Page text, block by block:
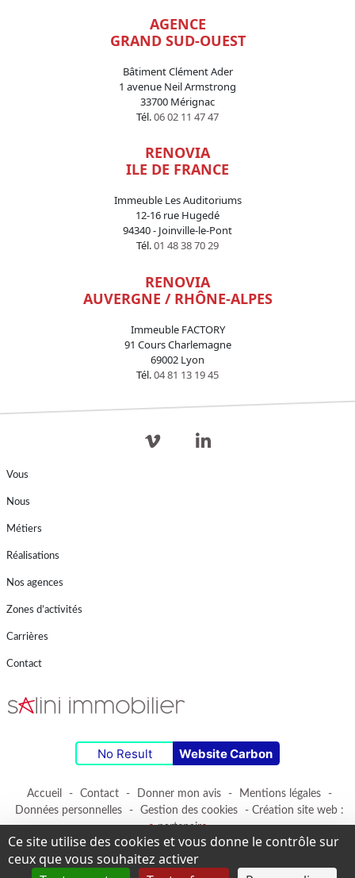
AGENCE
GRAND SUD-OUEST
Bâtiment Clément Ader
1 avenue Neil Armstrong
33700 Mérignac
Tél.06 02 11 47 47
RENOVIA
ILE DE FRANCE
Immeuble Les Auditoriums
12-16 rue Hugedé
94340 - Joinville-le-Pont
Tél.01 48 38 70 29
RENOVIA
AUVERGNE / RHÔNE-ALPES
Immeuble FACTORY
91 Cours Charlemagne
69002 Lyon
Tél.04 81 13 19 45
Vous
Nous
Métiers
Réalisations
Nos agences
Zones d’activités
Carrières
Contact
No Result Website Carbon
Accueil - Contact - Donner mon avis - Mentions légales
-
Données personnelles
- Gestion des cookies
- Création site web :
e-partenaire
Ce site utilise des cookies et vous donne le contrôle sur
ceux que vous souhaitez activer